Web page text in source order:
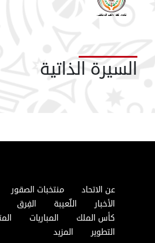
السيرة الذاتية
عن الاتحاد منتخبات الصقور
الأخبار
اللّعيبة الفِرق
كأس الملك
المباريات
التطوير
المزيد